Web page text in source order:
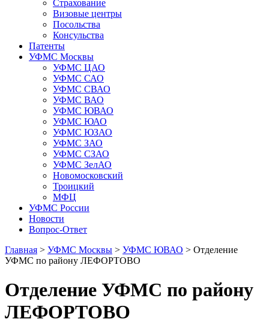
Страхование
Визовые центры
Посольства
Консульства
Патенты
УФМС Москвы
УФМС ЦАО
УФМС САО
УФМС СВАО
УФМС ВАО
УФМС ЮВАО
УФМС ЮАО
УФМС ЮЗАО
УФМС ЗАО
УФМС СЗАО
УФМС ЗелАО
Новомосковский
Троицкий
МФЦ
УФМС России
Новости
Вопрос-Ответ
Главная > УФМС Москвы > УФМС ЮВАО > Отделение
УФМС по району ЛЕФОРТОВО
Отделение УФМС по району
ЛЕФОРТОВО